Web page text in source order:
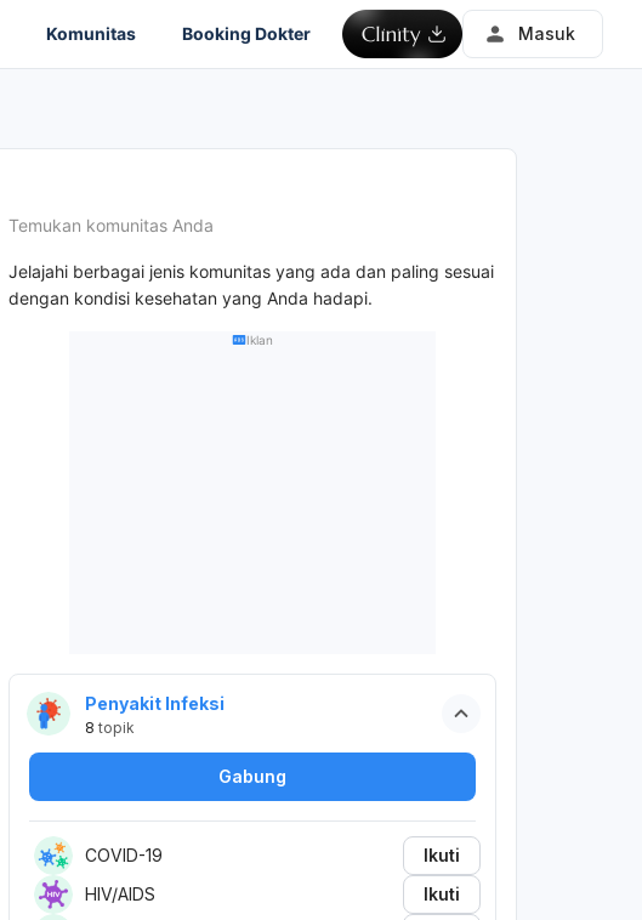
Komunitas Booking Dokter Masuk
Temukan komunitas Anda
Jelajahi berbagai jenis komunitas yang ada dan paling sesuai
dengan kondisi kesehatan yang Anda hadapi.
Iklan
Penyakit Infeksi
8 topik
Gabung
COVID-19
Ikuti
HIV/AIDS
Ikuti